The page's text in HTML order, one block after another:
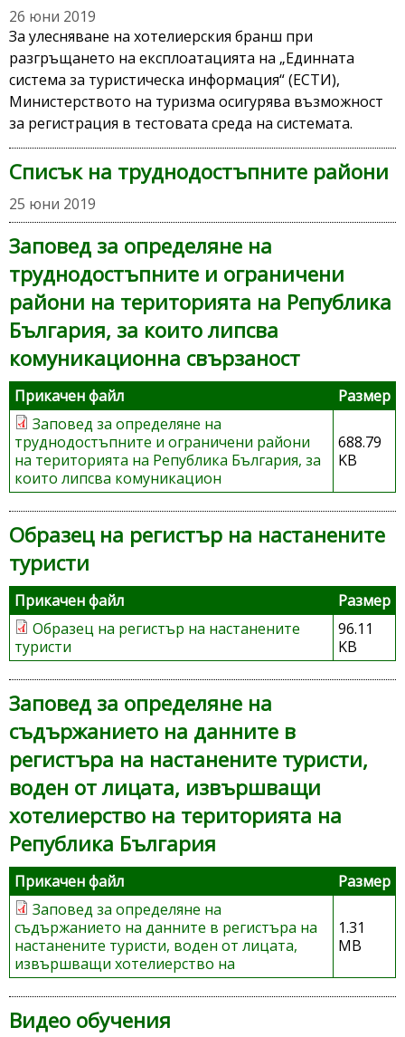
26 юни 2019
За улесняване на хотелиерския бранш при
разгръщането на експлоатацията на „Единната
система за туристическа информация“ (ЕСТИ),
Министерството на туризма осигурява възможност
за регистрация в тестовата среда на системата.
Списък на труднодостъпните райони
25 юни 2019
Заповед за определяне на
труднодостъпните и ограничени
райони на територията на Република
България, за които липсва
комуникационна свързаност
Прикачен файл
Размер
Заповед за определяне на
труднодостъпните и ограничени райони
на територията на Република България, за
които липсва комуникацион
688.79
KB
Образец на регистър на настанените
туристи
Прикачен файл
Размер
Образец на регистър на настанените
туристи
96.11
KB
Заповед за определяне на
съдържанието на данните в
регистъра на настанените туристи,
воден от лицата, извършващи
хотелиерство на територията на
Република България
Прикачен файл
Размер
Заповед за определяне на
съдържанието на данните в регистъра на
настанените туристи, воден от лицата,
извършващи хотелиерство на
1.31
MB
Видео обучения